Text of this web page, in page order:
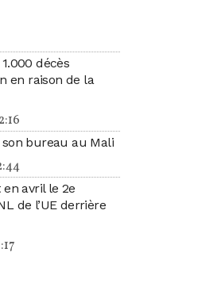
décès
en raison de la
bureau au Mali
en avril le 2e
de l’UE derrière